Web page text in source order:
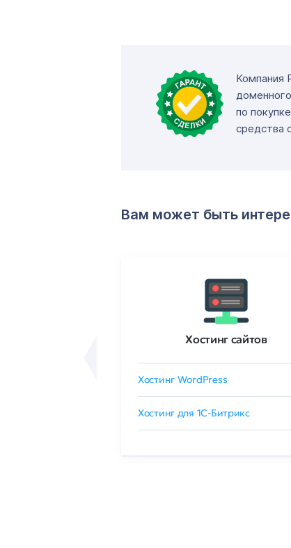
Компания
по
средства
Вам может быть
Хостинг сайтов
Хостинг WordPress
Хостинг для 1C-Битрикс